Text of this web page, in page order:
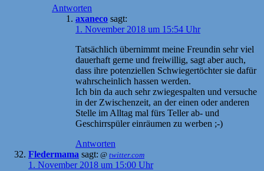
Antworten
axaneco sagt:
1. November 2018 um 15:54 Uhr
Tatsächlich übernimmt meine Freundin sehr viel
dauerhaft gerne und freiwillig, sagt aber auch,
dass ihre potenziellen Schwiegertöchter sie dafür
wahrscheinlich hassen werden.
Ich bin da auch sehr zwiegespalten und versuche
in der Zwischenzeit, an der einen oder anderen
Stelle im Alltag mal fürs Teller ab- und
Geschirrspüler einräumen zu werben ;-)
Antworten
Fledermama sagt: @ twitter.com
1. November 2018 um 15:00 Uhr